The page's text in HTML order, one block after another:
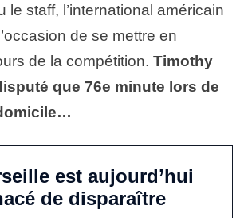
le staff, l’international américain
de se mettre en
de la compétition. Timothy
que 76e minute lors de
est aujourd’hui
de disparaître